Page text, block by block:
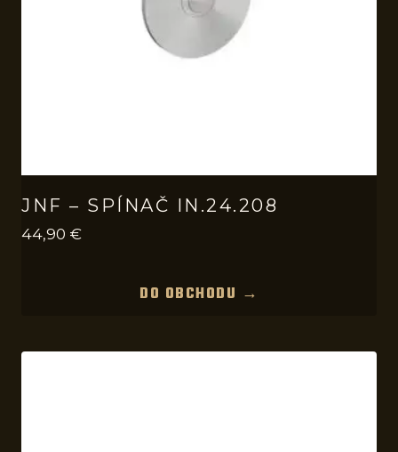
JNF – SPÍNAČ IN.24.208
44,90 €
DO OBCHODU →